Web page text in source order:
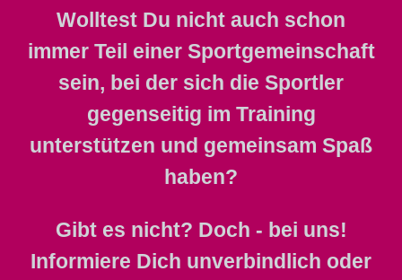
Wolltest Du nicht auch schon
immer Teil einer Sportgemeinschaft
sein, bei der sich die Sportler
gegenseitig im Training
unterstützen und gemeinsam Spaß
haben?
Gibt es nicht? Doch - bei uns!
Informiere Dich unverbindlich oder